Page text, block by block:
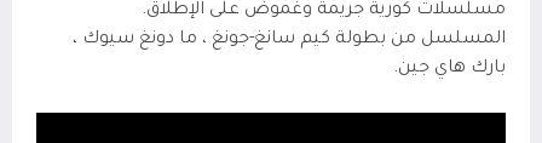
مسلسلات كورية جريمة وغموض على الإطلاق.
المسلسل من بطولة كيم سانغ-جونغ ، ما دونغ سيوك ،
بارك هاي جين.